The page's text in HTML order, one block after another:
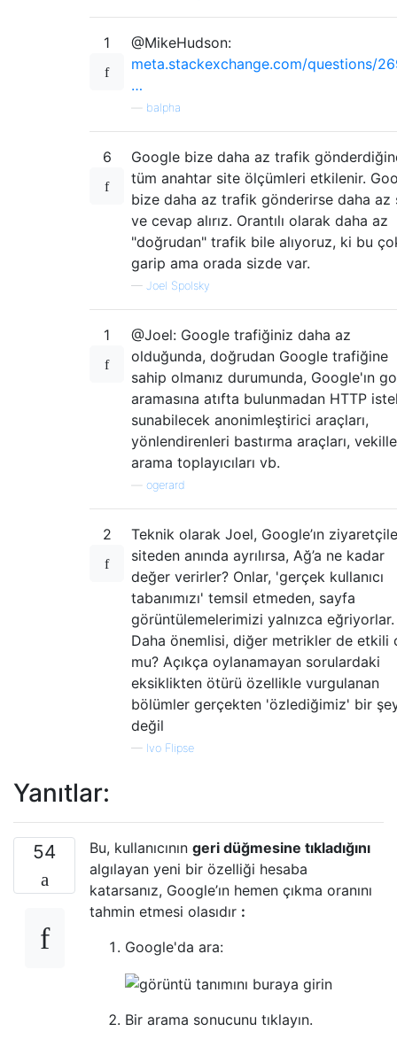
1
@MikeHudson:
meta.stackexchange.com/questions/
…
balpha
6
Google bize daha az trafik
tüm anahtar site ölçümleri etkilenir.
bize daha az trafik gönderirse daha az
ve cevap alırız. Orantılı olarak daha az
"doğrudan" trafik bile alıyoruz, ki bu
garip ama orada sizde var.
— Joel Spolsky
1
@Joel: Google trafiğiniz daha az
olduğunda, doğrudan Google trafiğine
sahip olmanız durumunda, Google'ın
aramasına atıfta bulunmadan HTTP
sunabilecek anonimleştirici araçları,
yönlendirenleri bastırma araçları,
arama toplayıcıları vb.
ogerard
2
Teknik olarak Joel, Google’ın
siteden anında ayrılırsa, Ağ’a ne kadar
değer verirler? Onlar, 'gerçek kullanıcı
tabanımızı' temsil etmeden, sayfa
görüntülemelerimizi yalnızca eğriyorlar.
Daha önemlisi, diğer metrikler de etkili
mu? Açıkça oylanamayan sorulardaki
eksiklikten ötürü özellikle vurgulanan
bölümler gerçekten 'özlediğimiz' bir
değil
— Ivo Flipse
Yanıtlar:
54 Bu, kullanıcının geri düğmesine tıkladığını
algılayan yeni bir özelliği hesaba
katarsanız, Google’ın hemen çıkma oranını
tahmin etmesi olasıdır :
Google'da ara:
Bir arama sonucunu tıklayın.